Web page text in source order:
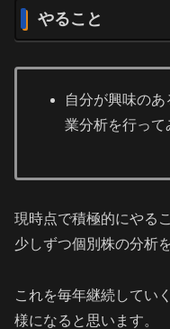
やること
自分が興味の
業分析を行って
現時点で積極的にやる
少しずつ個別株の分析
これを毎年継続してい
様になると思います。